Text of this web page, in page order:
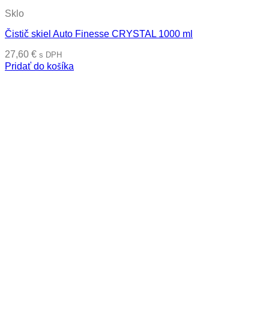
Sklo
Čistič skiel Auto Finesse CRYSTAL 1000 ml
27,60 € s DPH
Pridať do košíka